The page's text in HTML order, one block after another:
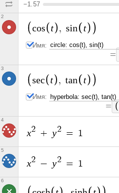
−1.57
cos t , sin t
Имя:
=
2
sec t , tan t
Имя:
=
3
x2 + y2 = 1
4
x2 − y2 = 1
5
6